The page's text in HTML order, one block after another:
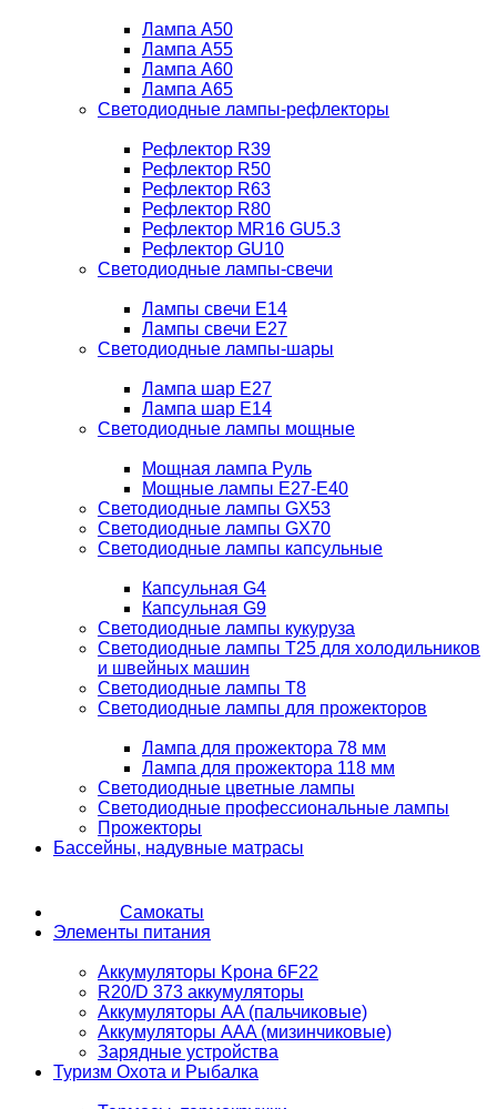
Лампа A50
Лампа A55
Лампа A60
Лампа A65
Светодиодные лампы-рефлекторы
Рефлектор R39
Рефлектор R50
Рефлектор R63
Рефлектор R80
Рефлектор MR16 GU5.3
Рефлектор GU10
Светодиодные лампы-свечи
Лампы свечи Е14
Лампы свечи Е27
Светодиодные лампы-шары
Лампа шар E27
Лампа шар Е14
Светодиодные лампы мощные
Мощная лампа Руль
Мощные лампы E27-E40
Светодиодные лампы GX53
Светодиодные лампы GX70
Светодиодные лампы капсульные
Капсульная G4
Капсульная G9
Светодиодные лампы кукуруза
Светодиодные лампы T25 для холодильников
и швейных машин
Светодиодные лампы T8
Светодиодные лампы для прожекторов
Лампа для прожектора 78 мм
Лампа для прожектора 118 мм
Светодиодные цветные лампы
Светодиодные профессиональные лампы
Прожекторы
Бассейны, надувные матрасы
Самокаты
Элементы питания
Аккумуляторы Kрона 6F22
R20/D 373 аккумуляторы
Аккумуляторы AA (пальчиковые)
Аккумуляторы AAA (мизинчиковые)
Зарядные устройства
Туризм Охота и Рыбалка